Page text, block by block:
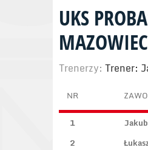
UKS
Trenerzy: Trener:
NR
1
2